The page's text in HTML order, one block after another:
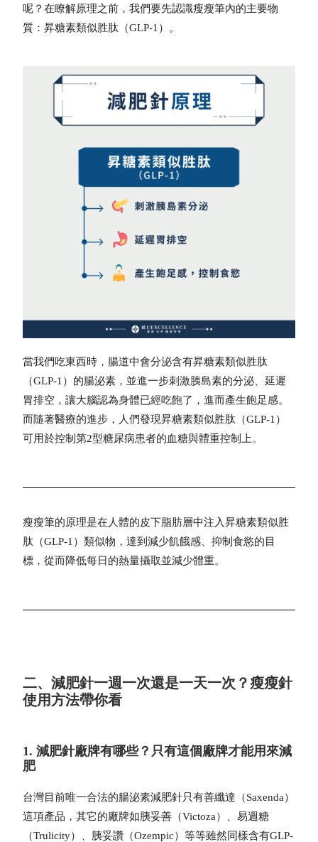
呢？在瞭解原理之前，我們要先認識瘦瘦筆內的主要物
質：昇糖素類似胜肽（GLP-1）。
當我們吃東西時，腸道中會分泌含有昇糖素類似胜肽
（GLP-1）的腸泌素，並進一步刺激胰島素的分泌、延遲
胃排空，讓大腦認為身體已經吃飽了，進而產生飽足感。
而隨著醫療的進步，人們發現昇糖素類似胜肽（GLP-1）
可用於控制第2型糖尿病患者的血糖與體重控制上。
瘦瘦筆的原理是在人體的皮下脂肪層中注入昇糖素類似胜
肽（GLP-1）類似物，達到減少飢餓感、抑制食慾的目
標，從而降低每日的熱量攝取並減少體重。
二、減肥針一週一次還是一天一次？瘦瘦針
使用方法帶你看
1. 減肥針廠牌有哪些？只有這個廠牌才能用來減
肥
台灣目前唯一合法的腸泌素減肥針只有善纖達（Saxenda）
這項產品，其它的廠牌如胰妥善（Victoza）、易週糖
（Trulicity）、胰妥讚（Ozempic）等等雖然同樣含有GLP-